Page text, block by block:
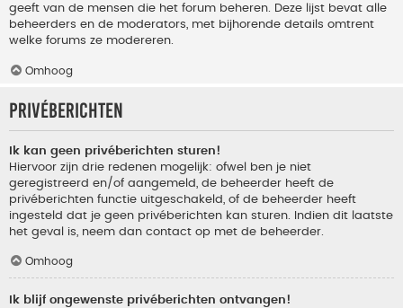
geeft van de mensen die het forum beheren. Deze lijst bevat alle
beheerders en de moderators, met bijhorende details omtrent
welke forums ze modereren.
Omhoog
Privéberichten
Ik kan geen privéberichten sturen!
Hiervoor zijn drie redenen mogelijk: ofwel ben je niet
geregistreerd en/of aangemeld, de beheerder heeft de
privéberichten functie uitgeschakeld, of de beheerder heeft
ingesteld dat je geen privéberichten kan sturen. Indien dit laatste
het geval is, neem dan contact op met de beheerder.
Omhoog
Ik blijf ongewenste privéberichten ontvangen!